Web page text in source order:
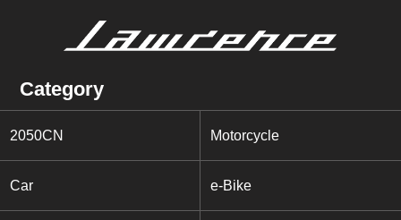
Category
2050CN Motorcycle
Car e-Bike